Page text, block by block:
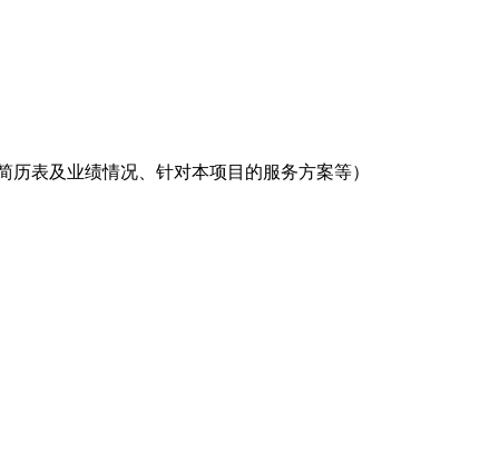
表及业绩情况、针对本项目的服务方案等）